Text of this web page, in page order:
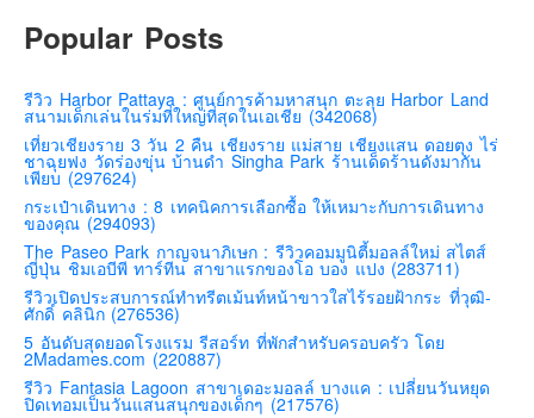
เบลเยี่ยม
โปรตุเกส
สเปน
โครเอเชีย
สโลเวเนีย
มอนเตรเนโกร
บอสเนียและเฮอร์เซโกวีน่า
ญี่ปุ่น
คันโต-โตเกียวและรอบๆ
คันไซ-โอซาก้า เกียวโต
Popular Posts
รีวิว Harbor Pattaya : ศูนย์การค้ามหาสนุก ตะลุย Harbor Land
สนามเด็กเล่นในร่มที่ใหญ่ที่สุดในเอเชีย (342068)
เที่ยวเชียงราย 3 วัน 2 คืน เชียงราย แม่สาย เชียงแสน ดอยตุง ไร่
ชาฉุยฟง วัดร่องขุ่น บ้านดำ Singha Park ร้านเด็ดร้านดังมากัน
เพียบ (297624)
กระเป๋าเดินทาง : 8 เทคนิคการเลือกซื้อ ให้เหมาะกับการเดินทาง
ของคุณ (294093)
The Paseo Park กาญจนาภิเษก : รีวิวคอมมูนิตี้มอลล์ใหม่ สไตส์
ญี่ปุ่น ชิมเอบีพี ทาร์ทีน สาขาแรกของโอ บอง แปง (283711)
รีวิวเปิดประสบการณ์ทำทรีตเม้นท์หน้าขาวใสไร้รอยฝ้ากระ ที่วุฒิ-
ศักดิ์ คลินิก (276536)
5 อันดับสุดยอดโรงแรม รีสอร์ท ที่พักสำหรับครอบครัว โดย
2Madames.com (220887)
รีวิว Fantasia Lagoon สาขาเดอะมอลล์ บางแค : เปลี่ยนวันหยุด
ปิดเทอมเป็นวันแสนสนุกของเด็กๆ (217576)